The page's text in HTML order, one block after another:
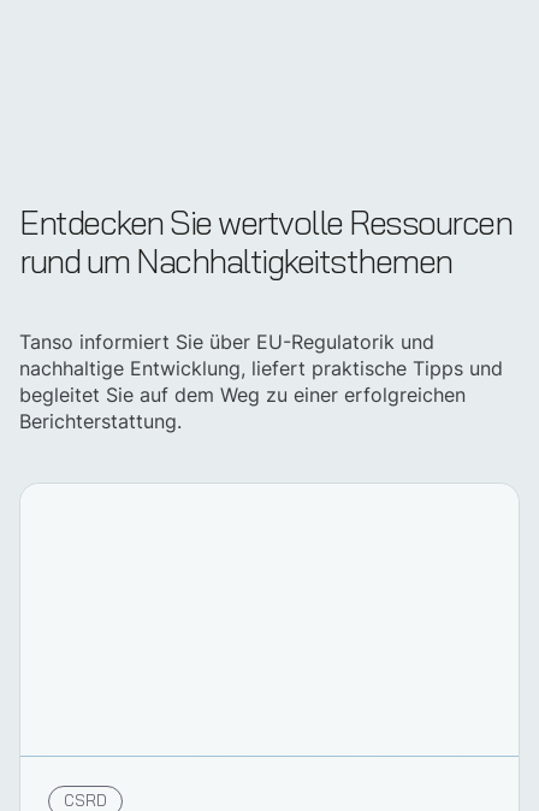
Entdecken Sie Tanso
Ihre Komplettlösung für
Entdecken Sie wertvolle Ressourcen
rund um Nach­haltig­keits­themen
Tanso informiert Sie über EU-Regulatorik und
nachhaltige Entwicklung, liefert praktische Tipps und
begleitet Sie auf dem Weg zu einer erfolgreichen
Berichterstattung.
CSRD